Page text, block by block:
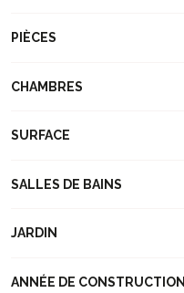
PIÈCES
CHAMBRES
SURFACE
SALLES DE BAINS
JARDIN
ANNÉE DE CONSTRUCTION